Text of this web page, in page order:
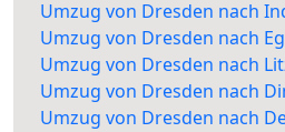
Umzug von Dresden nach
Umzug von Dresden nach
Umzug von Dresden nach
Umzug von Dresden nach
Umzug von Dresden nach